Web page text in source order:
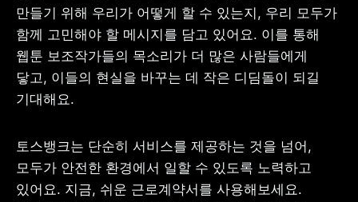
만들기 위해 우리가 어떻게 할 수 있는지, 우리 모두가
함께 고민해야 할 메시지를 담고 있어요. 이를 통해
웹툰 보조작가들의 목소리가 더 많은 사람들에게
닿고, 이들의 현실을 바꾸는 데 작은 디딤돌이 되길
기대해요.
토스뱅크는 단순히 서비스를 제공하는 것을 넘어,
모두가 안전한 환경에서 일할 수 있도록 노력하고
있어요. 지금, 쉬운 근로계약서를 사용해보세요.